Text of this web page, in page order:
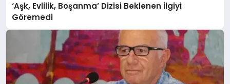
‘Aşk, Evlilik, Boşanma’ Dizisi Beklenen İlgiyi
Göremedi